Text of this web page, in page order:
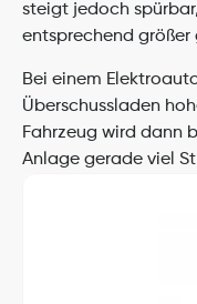
steigt jedoch
entsprechend
Bei einem
Überschussladen
Fahrzeug wird dann
Anlage gerade viel